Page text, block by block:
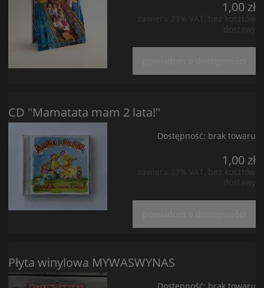
1,00 zł
zawiera 23% VAT, bez kosztów
dostawy
CD "Mamatata mam 2 lata!"
Dostępność: brak towaru
1,00 zł
zawiera 23% VAT, bez kosztów
dostawy
Płyta winylowa MYWASWYNAS